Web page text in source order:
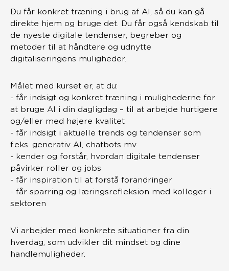
Du får konkret træning i brug af AI, så du kan gå
direkte hjem og bruge det. Du får også kendskab til
de nyeste digitale tendenser, begreber og
metoder til at håndtere og udnytte
digitaliseringens muligheder.
Målet med kurset er, at du:
- får indsigt og konkret træning i mulighederne for
at bruge AI i din dagligdag – til at arbejde hurtigere
og/eller med højere kvalitet
- får indsigt i aktuelle trends og tendenser som
f.eks. generativ AI, chatbots mv
- kender og forstår, hvordan digitale tendenser
påvirker roller og jobs
- får inspiration til at forstå forandringer
- får sparring og læringsrefleksion med kolleger i
sektoren
Vi arbejder med konkrete situationer fra din
hverdag, som udvikler dit mindset og dine
handlemuligheder.